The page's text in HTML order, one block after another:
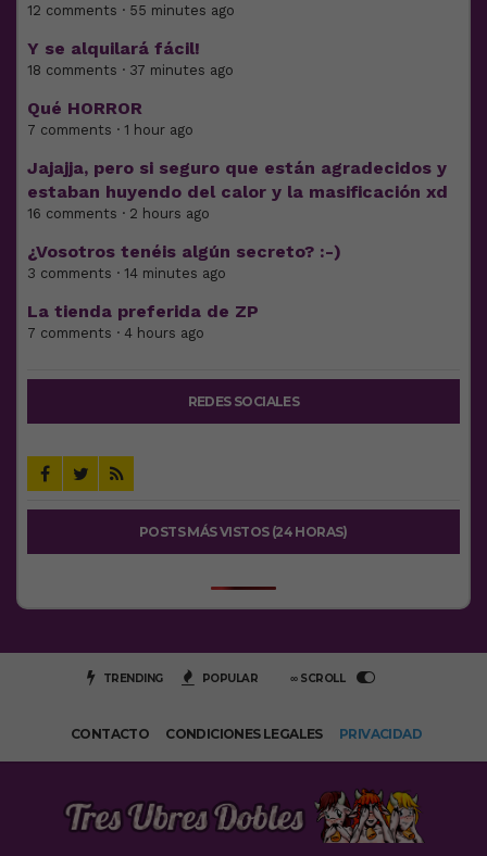
12 comments · 55 minutes ago
Y se alquilará fácil!
18 comments · 37 minutes ago
Qué HORROR
7 comments · 1 hour ago
Jajajja, pero si seguro que están agradecidos y
estaban huyendo del calor y la masificación xd
16 comments · 2 hours ago
¿Vosotros tenéis algún secreto? :-)
3 comments · 14 minutes ago
La tienda preferida de ZP
7 comments · 4 hours ago
REDES SOCIALES
POSTS MÁS VISTOS (24 HORAS)
TRENDING POPULAR ∞ SCROLL
CONTACTO CONDICIONES LEGALES PRIVACIDAD